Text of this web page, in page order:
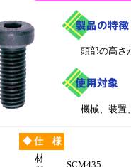
頭部の高さが
機械、装置、
◆ 仕 様
材
SCM435